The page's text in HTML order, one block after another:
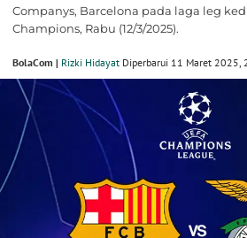
Companys, Barcelona pada laga leg
Champions, Rabu (12/3/2025).
BolaCom | Rizki Hidayat Diperbarui 11 Maret 2025,